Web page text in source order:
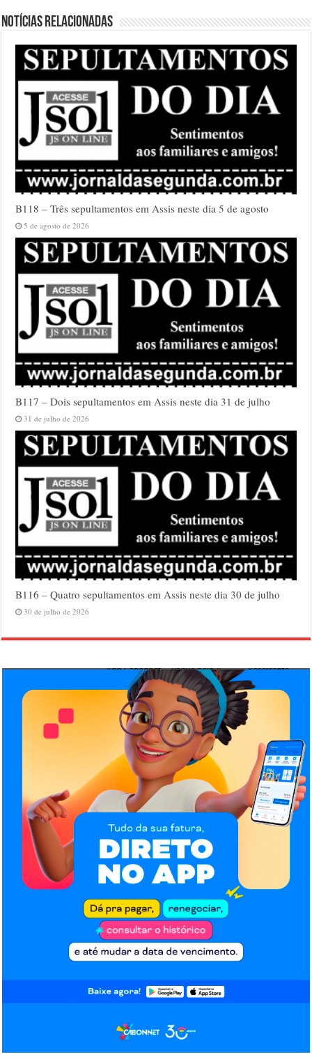
Notícias relacionadas
B118 – Três sepultamentos em Assis neste dia 5 de agosto
5 de agosto de 2026
B117 – Dois sepultamentos em Assis neste dia 31 de julho
31 de julho de 2026
B116 – Quatro sepultamentos em Assis neste dia 30 de julho
30 de julho de 2026